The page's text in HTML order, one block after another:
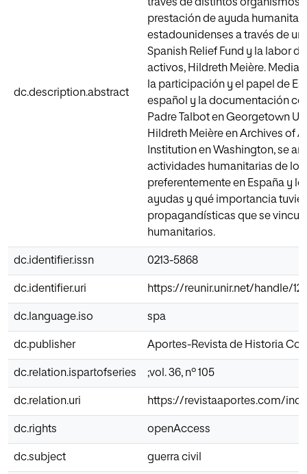
dc.description.abstract
través de distintos organismos.
prestación de ayuda
estadounidenses a través de
Spanish Relief Fund y la labor
activos, Hildreth Meière.
la participación y el papel de
español y la documentación
Padre Talbot en Georgetown
Hildreth Meière en Archives of
Institution en Washington, se
actividades humanitarias de
preferentemente en España y
ayudas y qué importancia
propagandísticas que se
humanitarios.
dc.identifier.issn 0213-5868
dc.identifier.uri https://reunir.unir.net/handle/
dc.language.iso spa
dc.publisher Aportes-Revista de Historia
dc.relation.ispartofseries ;vol. 36, nº 105
dc.relation.uri https://revistaaportes.com/
dc.rights openAccess
dc.subject guerra civil